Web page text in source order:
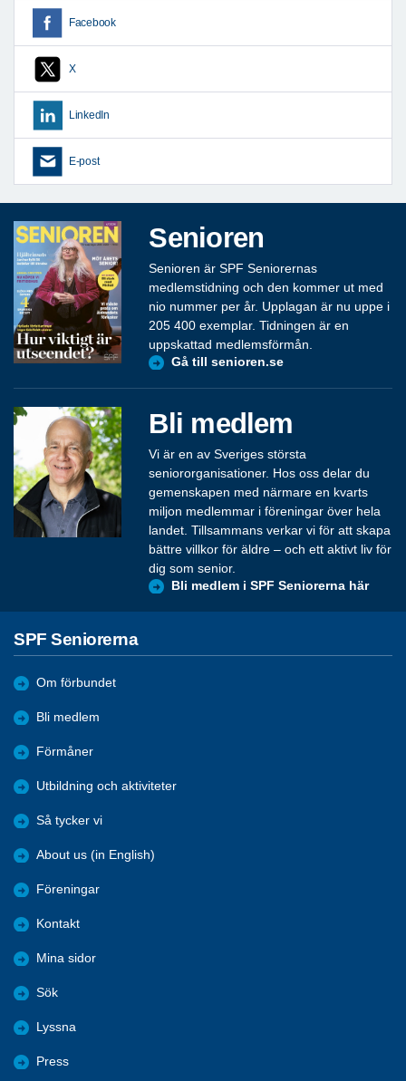
Facebook
X
LinkedIn
E-post
Senioren
Senioren är SPF Seniorernas
medlemstidning och den kommer ut med
nio nummer per år. Upplagan är nu uppe i
205 400 exemplar. Tidningen är en
uppskattad medlemsförmån.
Gå till senioren.se
Bli medlem
Vi är en av Sveriges största
seniororganisationer. Hos oss delar du
gemenskapen med närmare en kvarts
miljon medlemmar i föreningar över hela
landet. Tillsammans verkar vi för att skapa
bättre villkor för äldre – och ett aktivt liv för
dig som senior.
Bli medlem i SPF Seniorerna här
SPF Seniorerna
Om förbundet
Bli medlem
Förmåner
Utbildning och aktiviteter
Så tycker vi
About us (in English)
Föreningar
Kontakt
Mina sidor
Sök
Lyssna
Press